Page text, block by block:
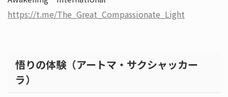
https://t.me/The_Great_Compassionate_Light
悟りの体験（アートマ・サクシャッカー
ラ）